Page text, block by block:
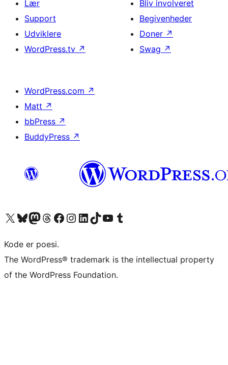
Lær
Support
Udviklere
WordPress.tv ↗
Bliv involveret
Begivenheder
Doner ↗
Swag ↗
WordPress.com ↗
Matt ↗
bbPress ↗
BuddyPress ↗
Besøg vores X (tidligere Twitter) konto
Besøg vores Bluesky-konto
Besøg vores Mastodon konto
Besøg vores Threads-konto
Besøg vores Facebook sideBesøg vores Instagram konto
Besøg vores LinkedIn konto
Besøg vores TikTok-konto
Besøg vores YouTube-kanalBesøg vores Tumblr-konto
Kode er poesi.
The WordPress® trademark is the intellectual property
of the WordPress Foundation.